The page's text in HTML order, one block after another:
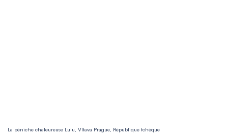
La péniche chaleureuse Lulu, Vltava Prague, République tchèque